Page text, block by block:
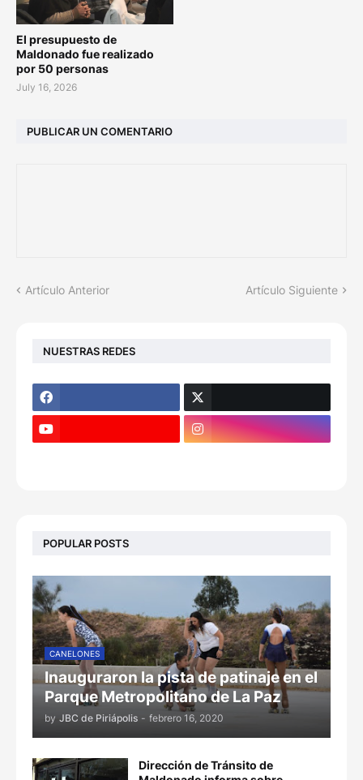
El presupuesto de
Maldonado fue realizado
por 50 personas
July 16, 2026
PUBLICAR UN COMENTARIO
Artículo Anterior Artículo Siguiente
NUESTRAS REDES
POPULAR POSTS
CANELONES
Inauguraron la pista de patinaje en el
Parque Metropolitano de La Paz
by JBC de Piriápolis - febrero 16, 2020
Dirección de Tránsito de